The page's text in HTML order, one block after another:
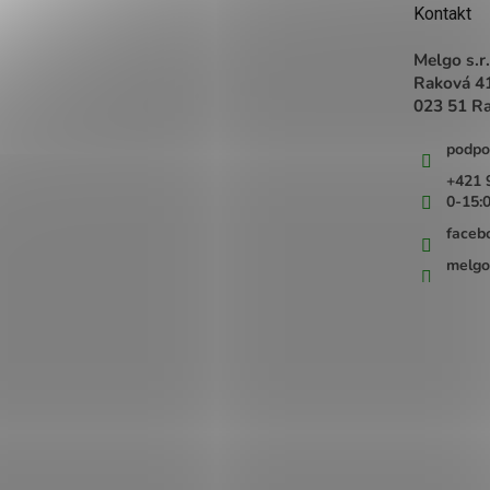
Kontakt
Melgo
Raková
023 51
+421
0-